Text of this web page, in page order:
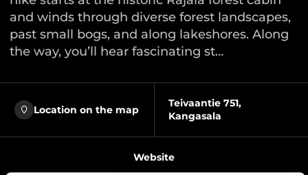
and winds through diverse forest landscapes,
past small bogs, and along lakeshores. Along
the way, you’ll hear fascinating st…
Location on the map
Teivaantie 751,
Kangasala
Website